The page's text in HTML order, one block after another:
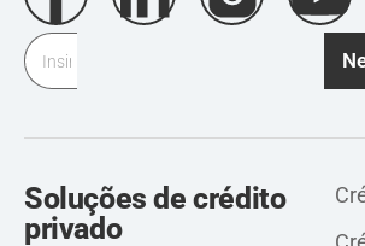
Soluções de crédito
privado